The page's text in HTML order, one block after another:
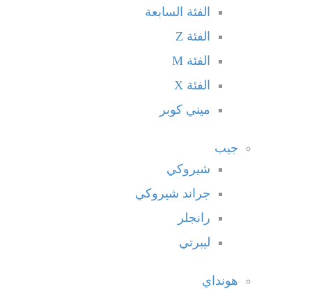
الفئة السابعة
الفئة Z
الفئة M
الفئة X
ميني كوبر
جيب
شيروكي
جراند شيروكي
رانجلر
ليبرتي
هونداي